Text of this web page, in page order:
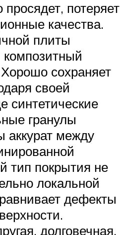
потеряет
качества.
плиты
композитный
сохраняет
своей
синтетические
гранулы
аккурат между
тип покрытия не
локальной
дефекты
долговечная,